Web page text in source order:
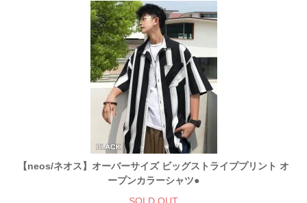
【neos/ネオス】オーバーサイズ ビッグストライププリント オ
ープンカラーシャツ●
SOLD OUT